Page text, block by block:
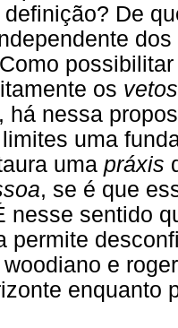
De
os vetos
há nessa
uma
uma práxis
, se é que
nesse sentido
permite
e
enquanto